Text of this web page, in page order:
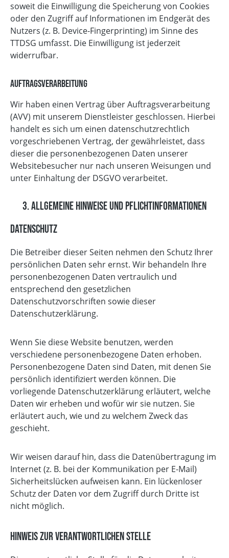
soweit die Einwilligung die Speicherung von Cookies
oder den Zugriff auf Informationen im Endgerät des
Nutzers (z. B. Device-Fingerprinting) im Sinne des
TTDSG umfasst. Die Einwilligung ist jederzeit
widerrufbar.
Auftragsverarbeitung
Wir haben einen Vertrag über Auftragsverarbeitung
(AVV) mit unserem Dienstleister geschlossen. Hierbei
handelt es sich um einen datenschutzrechtlich
vorgeschriebenen Vertrag, der gewährleistet, dass
dieser die personenbezogenen Daten unserer
Websitebesucher nur nach unseren Weisungen und
unter Einhaltung der DSGVO verarbeitet.
3. Allgemeine Hinweise und Pflicht­informationen
Datenschutz
Die Betreiber dieser Seiten nehmen den Schutz Ihrer
persönlichen Daten sehr ernst. Wir behandeln Ihre
personenbezogenen Daten vertraulich und
entsprechend den gesetzlichen
Datenschutzvorschriften sowie dieser
Datenschutzerklärung.
Wenn Sie diese Website benutzen, werden
verschiedene personenbezogene Daten erhoben.
Personenbezogene Daten sind Daten, mit denen Sie
persönlich identifiziert werden können. Die
vorliegende Datenschutzerklärung erläutert, welche
Daten wir erheben und wofür wir sie nutzen. Sie
erläutert auch, wie und zu welchem Zweck das
geschieht.
Wir weisen darauf hin, dass die Datenübertragung im
Internet (z. B. bei der Kommunikation per E-Mail)
Sicherheitslücken aufweisen kann. Ein lückenloser
Schutz der Daten vor dem Zugriff durch Dritte ist
nicht möglich.
Hinweis zur verantwortlichen Stelle